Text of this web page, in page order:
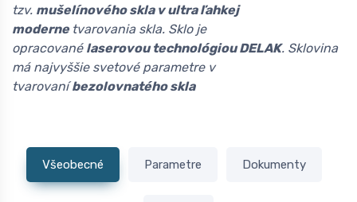
tzv. mušelínového skla v ultra ľahkej
moderne tvarovania skla. Sklo je
opracované laserovou technológiou DELAK. Sklovina
má najvyššie svetové parametre v
tvarovaníbezolovnatého skla
Všeobecné Parametre Dokumenty